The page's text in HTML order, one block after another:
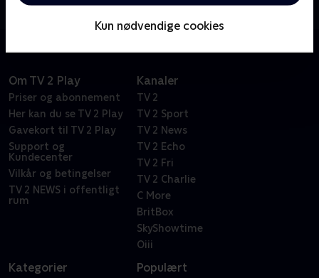
Kun nødvendige cookies
Drømmen om det høje hammerslag!
Om TV 2 Play
Priser og abonnement
Her kan du se TV 2 Play
Gavekort til TV 2 Play
Support og
Kundecenter
Vilkår og betingelser
TV 2 NEWS i offentligt
rum
Kanaler
TV 2
TV 2 Sport
TV 2 News
TV 2 Echo
TV 2 Fri
TV 2 Charlie
C More
BritBox
SkyShowtime
Oiii
Kategorier Populært